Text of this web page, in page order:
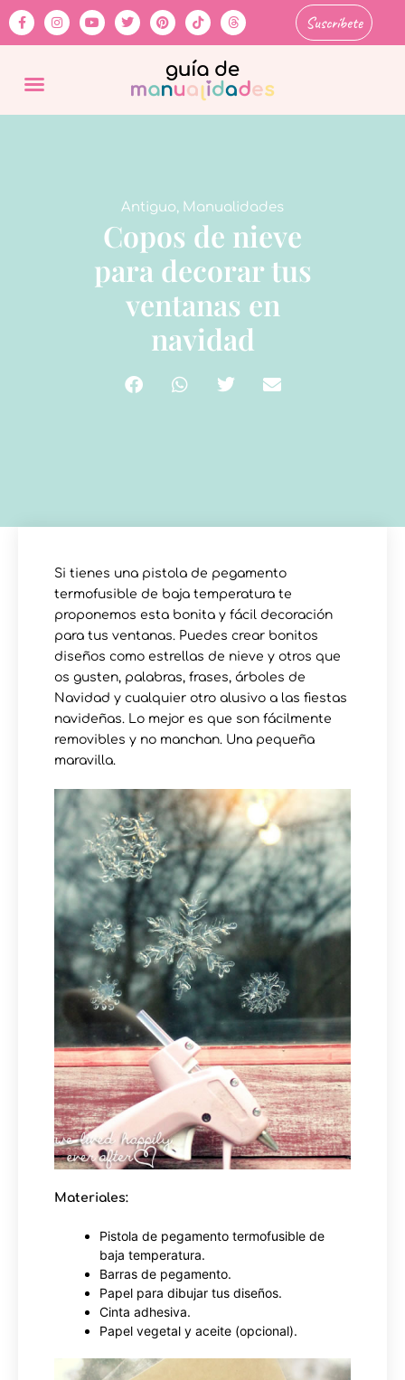
Suscríbete
Antiguo, Manualidades
Copos de nieve
para decorar tus
ventanas en
navidad
Si tienes una pistola de pegamento
termofusible de baja temperatura te
proponemos esta bonita y fácil decoración
para tus ventanas. Puedes crear bonitos
diseños como estrellas de nieve y otros que
os gusten, palabras, frases, árboles de
Navidad y cualquier otro alusivo a las fiestas
navideñas. Lo mejor es que son fácilmente
removibles y no manchan. Una pequeña
maravilla.
Materiales:
Pistola de pegamento termofusible de
baja temperatura.
Barras de pegamento.
Papel para dibujar tus diseños.
Cinta adhesiva.
Papel vegetal y aceite (opcional).